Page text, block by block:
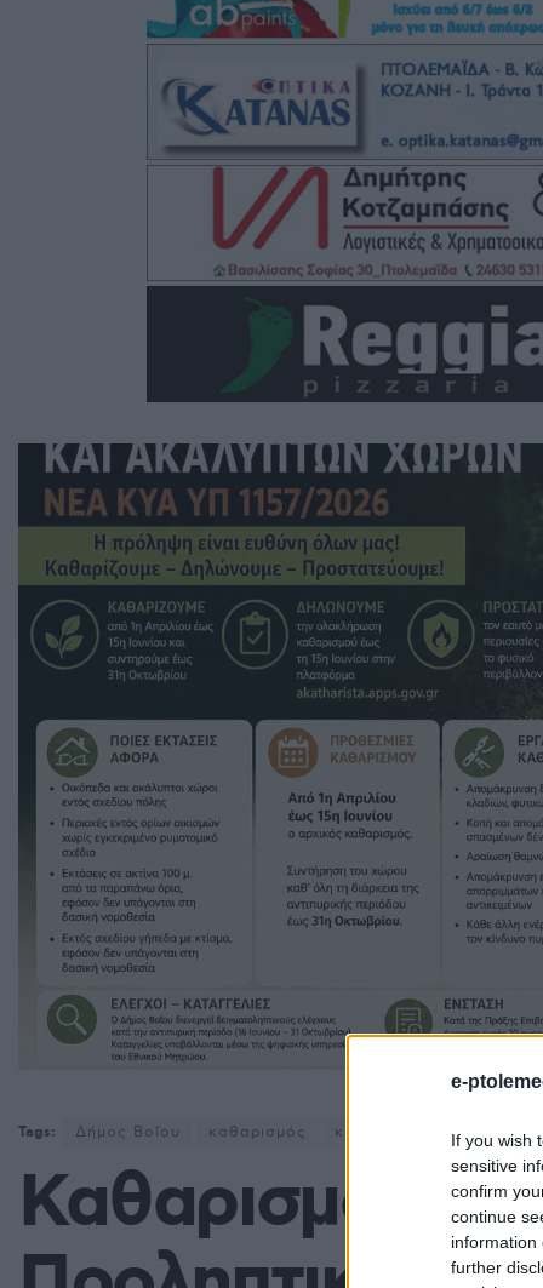
e-
If you wish
sensitive
confirm
continue
information
further
Tags: Δήμος Βοΐου καθαρισμός καθαρισμός οικοπέδων
Καθαρισμός